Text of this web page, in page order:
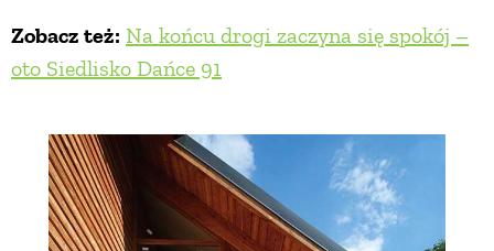
Zobacz też: Na końcu drogi zaczyna się spokój –
oto Siedlisko Dańce 91